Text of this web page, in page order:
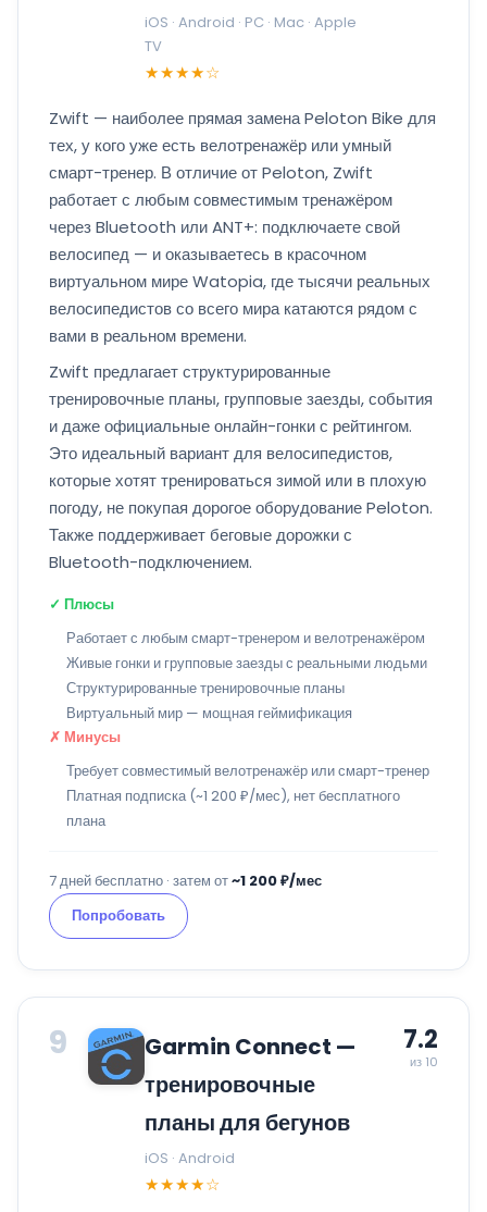
iOS · Android · PC · Mac · Apple
TV
★★★★☆
Zwift — наиболее прямая замена Peloton Bike для
тех, у кого уже есть велотренажёр или умный
смарт-тренер. В отличие от Peloton, Zwift
работает с любым совместимым тренажёром
через Bluetooth или ANT+: подключаете свой
велосипед — и оказываетесь в красочном
виртуальном мире Watopia, где тысячи реальных
велосипедистов со всего мира катаются рядом с
вами в реальном времени.
Zwift предлагает структурированные
тренировочные планы, групповые заезды, события
и даже официальные онлайн-гонки с рейтингом.
Это идеальный вариант для велосипедистов,
которые хотят тренироваться зимой или в плохую
погоду, не покупая дорогое оборудование Peloton.
Также поддерживает беговые дорожки с
Bluetooth-подключением.
✓ Плюсы
Работает с любым смарт-тренером и велотренажёром
Живые гонки и групповые заезды с реальными людьми
Структурированные тренировочные планы
Виртуальный мир — мощная геймификация
✗ Минусы
Требует совместимый велотренажёр или смарт-тренер
Платная подписка (~1 200 ₽/мес), нет бесплатного
плана
7 дней бесплатно · затем от~1 200 ₽/мес
Попробовать
9
Garmin Connect —
тренировочные
планы для бегунов
iOS · Android
★★★★☆
7.2
из 10